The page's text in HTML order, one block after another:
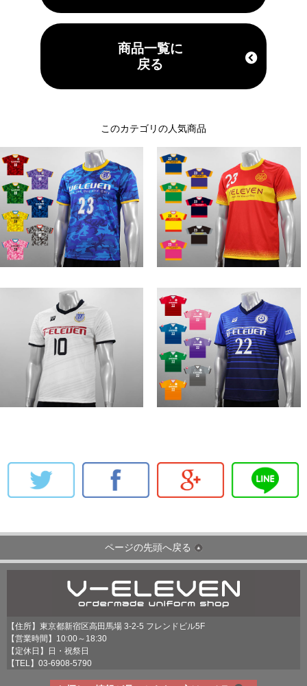
商品一覧に
戻る
このカテゴリの人気商品
ページの先頭へ戻る
【住所】東京都新宿区高田馬場 3-2-5 フレンドビル5F
【営業時間】10:00～18:30
【定休日】日・祝祭日
【TEL】 03-6908-5790